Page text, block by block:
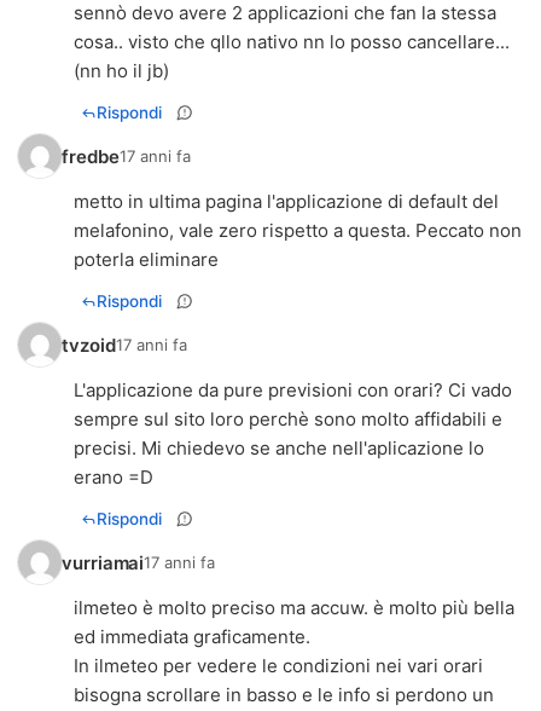
sennò devo avere 2 applicazioni che fan la stessa
cosa.. visto che qllo nativo nn lo posso cancellare...
(nn ho il jb)
Rispondi
fredbe17 anni fa
metto in ultima pagina l'applicazione di default del
melafonino, vale zero rispetto a questa. Peccato non
poterla eliminare
Rispondi
tvzoid17 anni fa
L'applicazione da pure previsioni con orari? Ci vado
sempre sul sito loro perchè sono molto affidabili e
precisi. Mi chiedevo se anche nell'aplicazione lo
erano =D
Rispondi
vurriamai17 anni fa
ilmeteo è molto preciso ma accuw. è molto più bella
ed immediata graficamente.
In ilmeteo per vedere le condizioni nei vari orari
bisogna scrollare in basso e le info si perdono un